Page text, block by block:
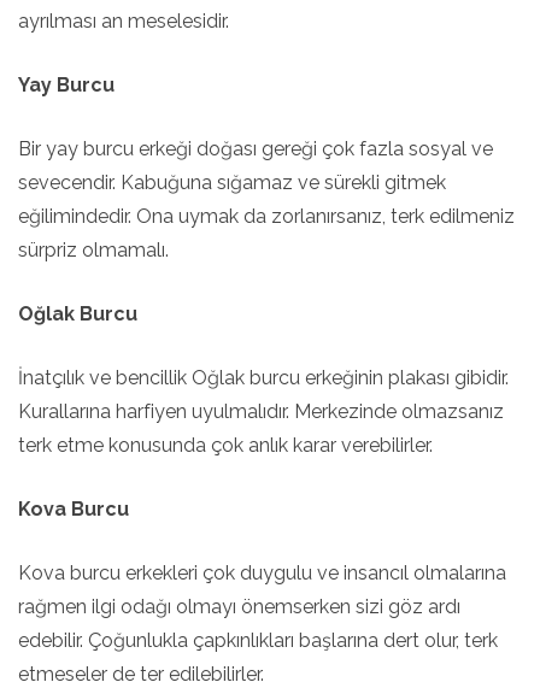
ayrılması an meselesidir.
Yay Burcu
Bir yay burcu erkeği doğası gereği çok fazla sosyal ve
sevecendir. Kabuğuna sığamaz ve sürekli gitmek
eğilimindedir. Ona uymak da zorlanırsanız, terk edilmeniz
sürpriz olmamalı.
Oğlak Burcu
İnatçılık ve bencillik Oğlak burcu erkeğinin plakası gibidir.
Kurallarına harfiyen uyulmalıdır. Merkezinde olmazsanız
terk etme konusunda çok anlık karar verebilirler.
Kova Burcu
Kova burcu erkekleri çok duygulu ve insancıl olmalarına
rağmen ilgi odağı olmayı önemserken sizi göz ardı
edebilir. Çoğunlukla çapkınlıkları başlarına dert olur, terk
etmeseler de ter edilebilirler.